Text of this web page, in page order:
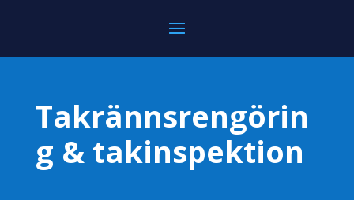
Takrännsrengörin
g & takinspektion